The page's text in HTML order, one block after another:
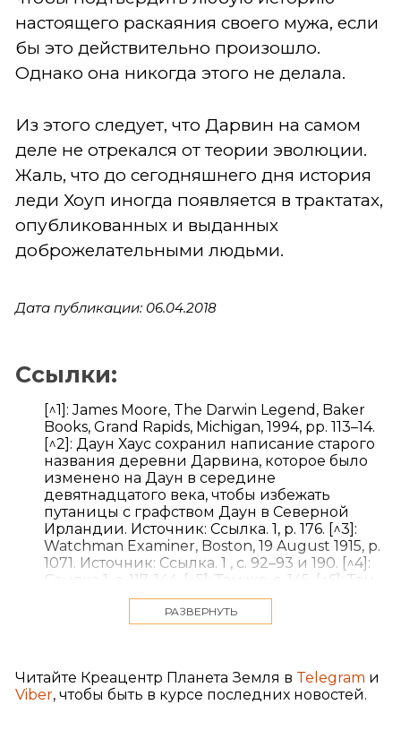
настоящего раскаяния своего мужа, если
бы это действительно произошло.
Однако она никогда этого не делала.
Из этого следует, что Дарвин на самом
деле не отрекался от теории эволюции.
Жаль, что до сегодняшнего дня история
леди Хоуп иногда появляется в трактатах,
опубликованных и выданных
доброжелательными людьми.
Дата публикации: 06.04.2018
Ссылки:
[^1]: James Moore, The Darwin Legend, Baker
Books, Grand Rapids, Michigan, 1994, pp. 113–14.
[^2]: Даун Хаус сохранил написание старого
названия деревни Дарвина, которое было
изменено на Даун в середине
девятнадцатого века, чтобы избежать
путаницы с графством Даун в Северной
Ирландии. Источник: Ссылка. 1, p. 176. [^3]:
Watchman Examiner, Boston, 19 August 1915, p.
1071. Источник: Ссылка. 1 , с. 92–93 и 190. [^4]:
Ссылка 1, с. 117, 144. [^5]: Там же, с. 145. [^6]: Там
же, с. 146. [^7]: Там же, с. 146. [^8]: После смерти
адмирала Хоупа в 1881 году леди Хоуп
(Ссылка 1, с. 85, 89–90). [^9]: Ссылка 1, с. 167.
[^10]: Там же, с. 94.
РАЗВЕРНУТЬ
Читайте Креацентр Планета Земля в Telegram и
Viber, чтобы быть в курсе последних новостей.